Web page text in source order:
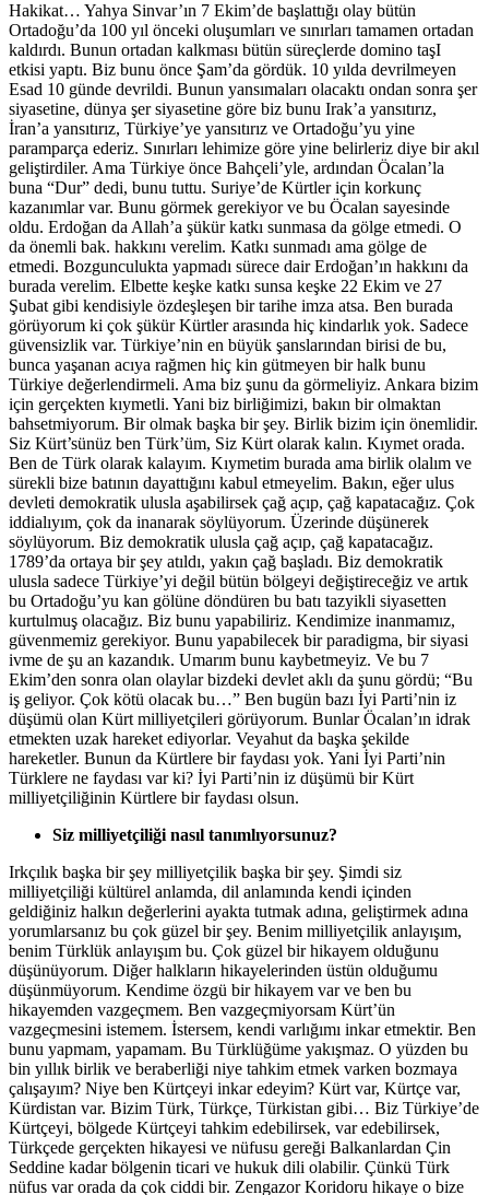
Hakikat… Yahya Sinvar’ın 7 Ekim’de başlattığı olay bütün
Ortadoğu’da 100 yıl önceki oluşumları ve sınırları tamamen ortadan
kaldırdı. Bunun ortadan kalkması bütün süreçlerde domino taşI
etkisi yaptı. Biz bunu önce Şam’da gördük. 10 yılda devrilmeyen
Esad 10 günde devrildi. Bunun yansımaları olacaktı ondan sonra şer
siyasetine, dünya şer siyasetine göre biz bunu Irak’a yansıtırız,
İran’a yansıtırız, Türkiye’ye yansıtırız ve Ortadoğu’yu yine
paramparça ederiz. Sınırları lehimize göre yine belirleriz diye bir akıl
geliştirdiler. Ama Türkiye önce Bahçeli’yle, ardından Öcalan’la
buna “Dur” dedi, bunu tuttu. Suriye’de Kürtler için korkunç
kazanımlar var. Bunu görmek gerekiyor ve bu Öcalan sayesinde
oldu. Erdoğan da Allah’a şükür katkı sunmasa da gölge etmedi. O
da önemli bak. hakkını verelim. Katkı sunmadı ama gölge de
etmedi. Bozgunculukta yapmadı sürece dair Erdoğan’ın hakkını da
burada verelim. Elbette keşke katkı sunsa keşke 22 Ekim ve 27
Şubat gibi kendisiyle özdeşleşen bir tarihe imza atsa. Ben burada
görüyorum ki çok şükür Kürtler arasında hiç kindarlık yok. Sadece
güvensizlik var. Türkiye’nin en büyük şanslarından birisi de bu,
bunca yaşanan acıya rağmen hiç kin gütmeyen bir halk bunu
Türkiye değerlendirmeli. Ama biz şunu da görmeliyiz. Ankara bizim
için gerçekten kıymetli. Yani biz birliğimizi, bakın bir olmaktan
bahsetmiyorum. Bir olmak başka bir şey. Birlik bizim için önemlidir.
Siz Kürt’sünüz ben Türk’üm, Siz Kürt olarak kalın. Kıymet orada.
Ben de Türk olarak kalayım. Kıymetim burada ama birlik olalım ve
sürekli bize batının dayattığını kabul etmeyelim. Bakın, eğer ulus
devleti demokratik ulusla aşabilirsek çağ açıp, çağ kapatacağız. Çok
iddialıyım, çok da inanarak söylüyorum. Üzerinde düşünerek
söylüyorum. Biz demokratik ulusla çağ açıp, çağ kapatacağız.
1789’da ortaya bir şey atıldı, yakın çağ başladı. Biz demokratik
ulusla sadece Türkiye’yi değil bütün bölgeyi değiştireceğiz ve artık
bu Ortadoğu’yu kan gölüne döndüren bu batı tazyikli siyasetten
kurtulmuş olacağız. Biz bunu yapabiliriz. Kendimize inanmamız,
güvenmemiz gerekiyor. Bunu yapabilecek bir paradigma, bir siyasi
ivme de şu an kazandık. Umarım bunu kaybetmeyiz. Ve bu 7
Ekim’den sonra olan olaylar bizdeki devlet aklı da şunu gördü; “Bu
iş geliyor. Çok kötü olacak bu…” Ben bugün bazı İyi Parti’nin iz
düşümü olan Kürt milliyetçileri görüyorum. Bunlar Öcalan’ın idrak
etmekten uzak hareket ediyorlar. Veyahut da başka şekilde
hareketler. Bunun da Kürtlere bir faydası yok. Yani İyi Parti’nin
Türklere ne faydası var ki? İyi Parti’nin iz düşümü bir Kürt
milliyetçiliğinin Kürtlere bir faydası olsun.
Siz milliyetçiliği nasıl tanımlıyorsunuz?
Irkçılık başka bir şey milliyetçilik başka bir şey. Şimdi siz
milliyetçiliği kültürel anlamda, dil anlamında kendi içinden
geldiğiniz halkın değerlerini ayakta tutmak adına, geliştirmek adına
yorumlarsanız bu çok güzel bir şey. Benim milliyetçilik anlayışım,
benim Türklük anlayışım bu. Çok güzel bir hikayem olduğunu
düşünüyorum. Diğer halkların hikayelerinden üstün olduğumu
düşünmüyorum. Kendime özgü bir hikayem var ve ben bu
hikayemden vazgeçmem. Ben vazgeçmiyorsam Kürt’ün
vazgeçmesini istemem. İstersem, kendi varlığımı inkar etmektir. Ben
bunu yapmam, yapamam. Bu Türklüğüme yakışmaz. O yüzden bu
bin yıllık birlik ve beraberliği niye tahkim etmek varken bozmaya
çalışayım? Niye ben Kürtçeyi inkar edeyim? Kürt var, Kürtçe var,
Kürdistan var. Bizim Türk, Türkçe, Türkistan gibi… Biz Türkiye’de
Kürtçeyi, bölgede Kürtçeyi tahkim edebilirsek, var edebilirsek,
Türkçede gerçekten hikayesi ve nüfusu gereği Balkanlardan Çin
Seddine kadar bölgenin ticari ve hukuk dili olabilir. Çünkü Türk
nüfus var orada da çok ciddi bir. Zengazor Koridoru hikaye o bize